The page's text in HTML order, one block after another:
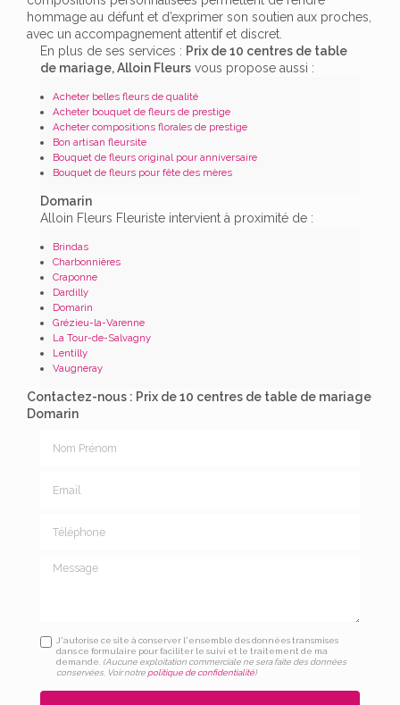
hommage au défunt et d’exprimer son soutien aux proches,
avec un accompagnement attentif et discret.
En plus de ses services : Prix de 10 centres de table
de mariage, Alloin Fleurs vous propose aussi :
Acheter belles fleurs de qualité
Acheter bouquet de fleurs de prestige
Acheter compositions florales de prestige
Bon artisan fleursite
Bouquet de fleurs original pour anniversaire
Bouquet de fleurs pour fête des mères
Domarin
Alloin Fleurs Fleuriste intervient à proximité de :
Brindas
Charbonnières
Craponne
Dardilly
Domarin
Grézieu-la-Varenne
La Tour-de-Salvagny
Lentilly
Vaugneray
Contactez-nous : Prix de 10 centres de table de mariage
Domarin
Message
J'autorise ce site à conserver l'ensemble des données transmises
dans ce formulaire pour faciliter le suivi et le traitement de ma
demande. (Aucune exploitation commerciale ne sera faite des données
conservées. Voir notre politique de confidentialité)